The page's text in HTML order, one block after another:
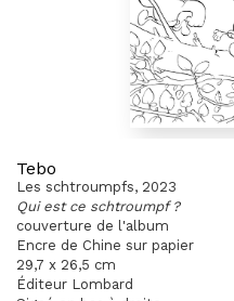
Tebo
Les schtroumpfs, 2023
Qui est ce schtroumpf ?
couverture de l'album
Encre de Chine sur papier
29,7 x 26,5 cm
Éditeur Lombard